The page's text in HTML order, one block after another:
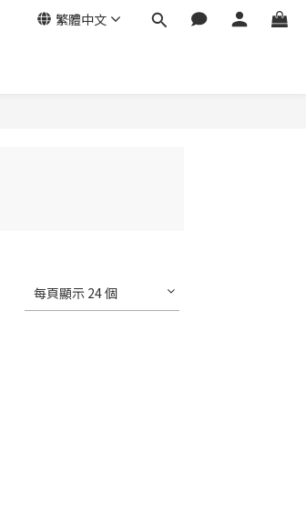
繁體中文
每頁顯示 24 個